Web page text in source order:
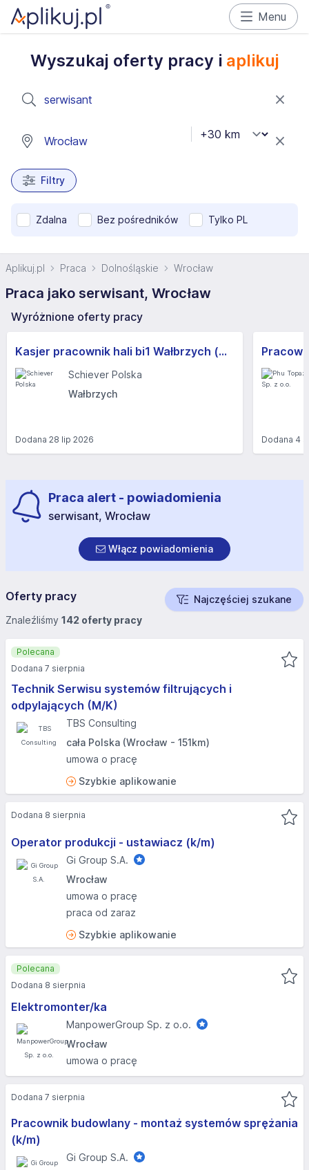
Menu
Wyszukaj oferty pracy i aplikuj
Filtry
Zdalna Bez pośredników Tylko PL
Aplikuj.pl Praca Dolnośląskie Wrocław
Praca jako serwisant, Wrocław
Wyróżnione oferty pracy
Kasjer pracownik hali bi1 Wałbrzych (m/k)
Schiever Polska
Wałbrzych
Dodana 28 lip 2026 Dodana 4
Praca alert - powiadomienia
serwisant, Wrocław
Włącz powiadomienia
Oferty pracy
Najczęściej szukane
Znaleźliśmy 142 oferty pracy
Technik Serwisu systemów filtrujących i
odpylających (M/K)
TBS Consulting
cała Polska (Wrocław - 151km)
umowa o pracę
Szybkie aplikowanie
Polecana
Dodana 7 sierpnia
Operator produkcji - ustawiacz (k/m)
Gi Group S.A.
Wrocław
umowa o pracę
praca od zaraz
Szybkie aplikowanie
Dodana 8 sierpnia
Elektromonter/ka
ManpowerGroup Sp. z o.o.
Wrocław
umowa o pracę
Polecana
Dodana 8 sierpnia
Pracownik budowlany - montaż systemów sprężania
(k/m)
Gi Group S.A.
Dodana 7 sierpnia